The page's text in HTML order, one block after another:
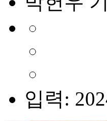
입력: